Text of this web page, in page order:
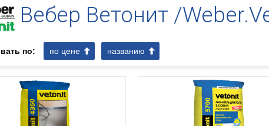
Вебер Ветонит /
по: по цене названию